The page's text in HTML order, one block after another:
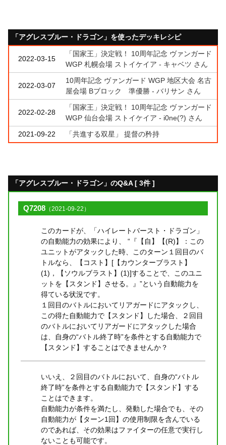
「アグレスブルー・ドラゴン」を使ったデッキレシピ
2022-03-15
「国家王」決定戦！ 10周年記念 ヴァンガード
WGP 札幌会場 ストイケイア - キャベツ さん
2022-03-07
10周年記念 ヴァンガード WGP 地区大会 名古
屋会場 Bブロック 準優勝 - バリサン さん
2022-02-28
「国家王」決定戦！ 10周年記念 ヴァンガード
WGP 仙台会場 ストイケイア - i0ne(?) さん
2021-09-22
「共進する双星」 提督の矜持
「アグレスブルー・ドラゴン」のQ&A [ 3件 ]
Q7208 （2021-09-22）
このカードが、「ハイレートバースト・ドラゴン」
の自動能力の効果により、 “『【自】【(R)】：この
ユニットがアタックした時、このターン１回目のバ
トルなら、【コスト】[【カウンターブラスト】
(1)，【ソウルブラスト】(1)]することで、このユニ
ットを【スタンド】させる。』”という自動能力を
得ている状況です。
１回目のバトルにおいてリアガードにアタックし、
この得た自動能力で【スタンド】した場合、２回目
のバトルにおいてリアガードにアタックした場合
は、自身の“バトル終了時”を条件とする自動能力で
【スタンド】することはできませんか？
いいえ、２回目のバトルにおいて、自身の“バトル
終了時”を条件とする自動能力で【スタンド】する
ことはできます。
自動能力が条件を満たし、発動した場合でも、その
自動能力が【ターン1回】の使用制限を含んでいる
のであれば、その効果はファイターの任意で実行し
ないことも可能です。